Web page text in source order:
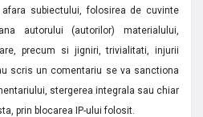
subiectului, folosirea de cuvinte
autorului (autorilor) materialului,
precum si jigniri, trivialitati, injurii
scris un comentariu se va sanctiona
stergerea integrala sau chiar
prin blocarea IP-ului folosit.